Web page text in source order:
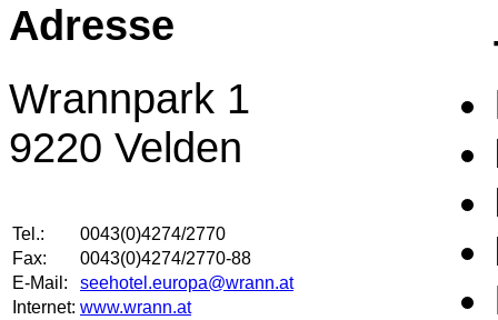
Adresse
Wrannpark 1
9220 Velden
Tel.:
0043(0)4274/2770
Fax:
0043(0)4274/2770-88
E-Mail:
seehotel.europa@wrann.at
Internet: www.wrann.at